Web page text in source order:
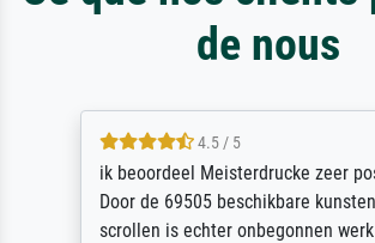
de nous
4.5 / 5
ik beoordeel Meisterdrucke zeer
Door de 69505 beschikbare
scrollen is echter onbegonnen